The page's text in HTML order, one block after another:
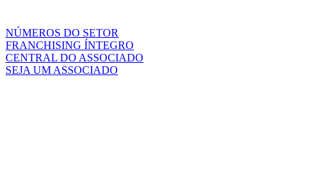
NÚMEROS DO SETOR
FRANCHISING ÍNTEGRO
CENTRAL DO ASSOCIADO
SEJA UM ASSOCIADO